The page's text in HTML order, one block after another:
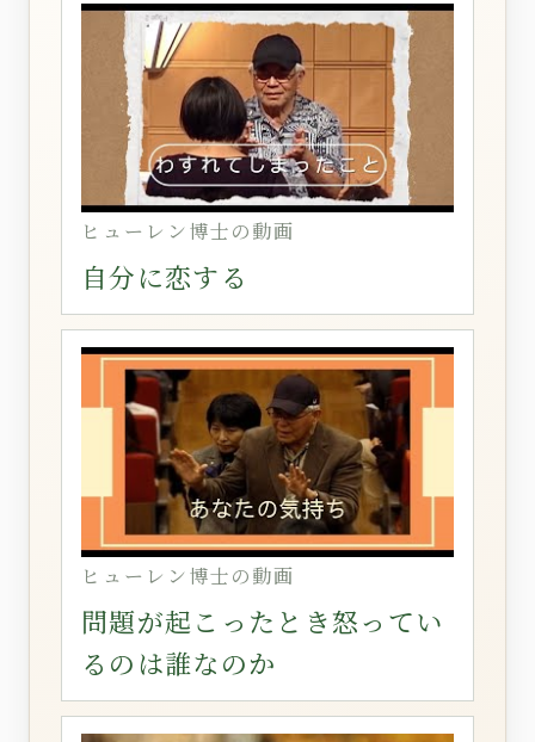
ヒューレン博士の動画
自分に恋する
ヒューレン博士の動画
問題が起こったとき怒ってい
るのは誰なのか